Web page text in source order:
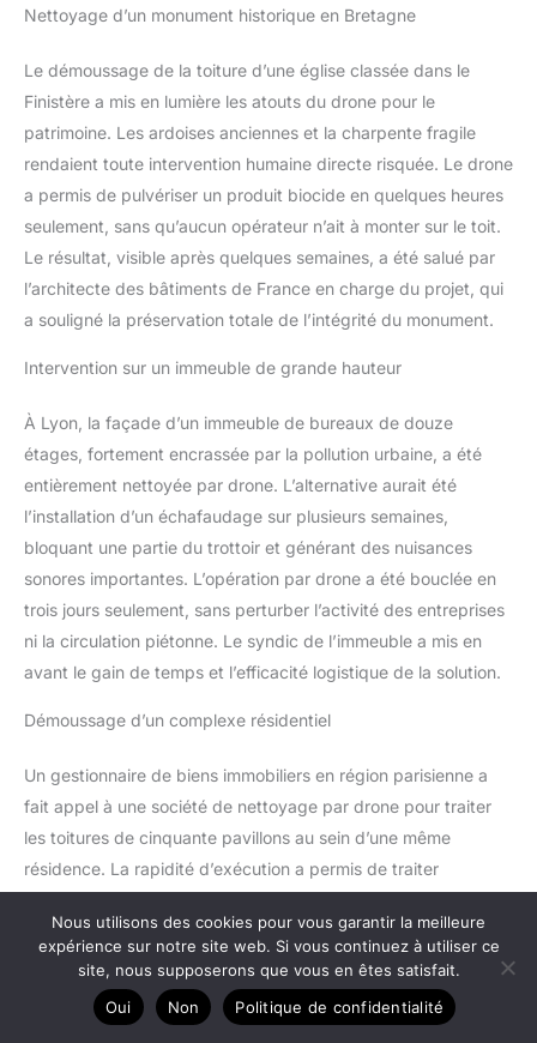
Nettoyage d’un monument historique en Bretagne
Le démoussage de la toiture d’une église classée dans le
Finistère a mis en lumière les atouts du drone pour le
patrimoine. Les ardoises anciennes et la charpente fragile
rendaient toute intervention humaine directe risquée. Le drone
a permis de pulvériser un produit biocide en quelques heures
seulement, sans qu’aucun opérateur n’ait à monter sur le toit.
Le résultat, visible après quelques semaines, a été salué par
l’architecte des bâtiments de France en charge du projet, qui
a souligné la préservation totale de l’intégrité du monument.
Intervention sur un immeuble de grande hauteur
À Lyon, la façade d’un immeuble de bureaux de douze
étages, fortement encrassée par la pollution urbaine, a été
entièrement nettoyée par drone. L’alternative aurait été
l’installation d’un échafaudage sur plusieurs semaines,
bloquant une partie du trottoir et générant des nuisances
sonores importantes. L’opération par drone a été bouclée en
trois jours seulement, sans perturber l’activité des entreprises
ni la circulation piétonne. Le syndic de l’immeuble a mis en
avant le gain de temps et l’efficacité logistique de la solution.
Démoussage d’un complexe résidentiel
Un gestionnaire de biens immobiliers en région parisienne a
fait appel à une société de nettoyage par drone pour traiter
les toitures de cinquante pavillons au sein d’une même
résidence. La rapidité d’exécution a permis de traiter
retours des résidents ont été extrêmement positifs,
notamment concernant l’absence de bruit et de désagrément.
Ce cas pratique illustre parfaitement la capacité du drone à
gérer des projets de grande envergure de manière efficace et
Nous utilisons des cookies pour vous garantir la meilleure
expérience sur notre site web. Si vous continuez à utiliser ce
site, nous supposerons que vous en êtes satisfait.
Oui
Non Politique de confidentialité